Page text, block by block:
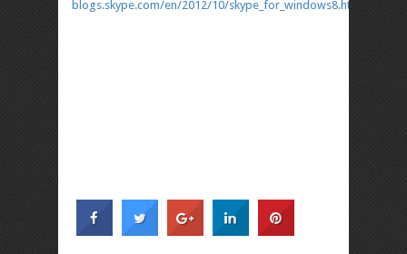
blogs.skype.com/en/2012/10/skype_for_windows8.html